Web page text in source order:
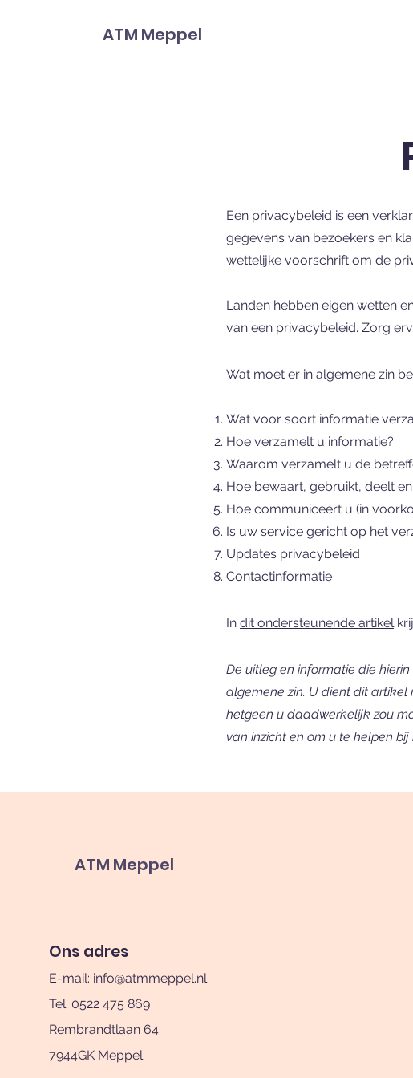
ATM Meppel
Een privacybeleid is een
gegevens van bezoekers en
wettelijke voorschrift om de
Landen hebben eigen wetten
van een privacybeleid. Zorg
Wat moet er in algemene zin
Wat voor soort informatie
Hoe verzamelt u informatie?
Waarom verzamelt u de
Hoe bewaart, gebruikt, deelt
Hoe communiceert u (in
Is uw service gericht op het
Updates privacybeleid
Contactinformatie
In dit ondersteunende artikel
De uitleg en informatie die
algemene zin. U dient dit
hetgeen u daadwerkelijk zou
van inzicht en om u te helpen
ATM Meppel
Ons adres
E-mail: info@atmmeppel.nl
Tel: 0522 475 869
Rembrandtlaan 64
7944GK Meppel